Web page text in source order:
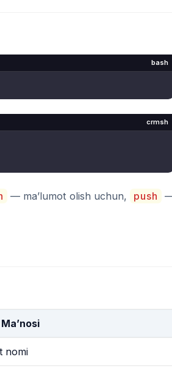
bash
crmsh
— ma’lumot olish uchun, push
Ma’nosi
nomi